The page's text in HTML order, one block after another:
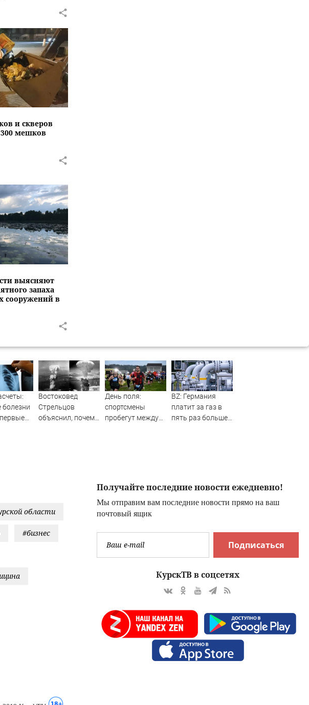
и скверов
мешков
выясняют
запаха
сооружений в
Востоковед
Стрельцов
объяснил, почему
День поля:
спортсмены
пробегут между
BZ: Германия
платит за газ в
пять раз больше,
Получайте последние новости ежедневно!
Мы отправим вам последние новости прямо на ваш
почтовый ящик
Подписаться
КурскТВ в соцсетях
области
#бизнес